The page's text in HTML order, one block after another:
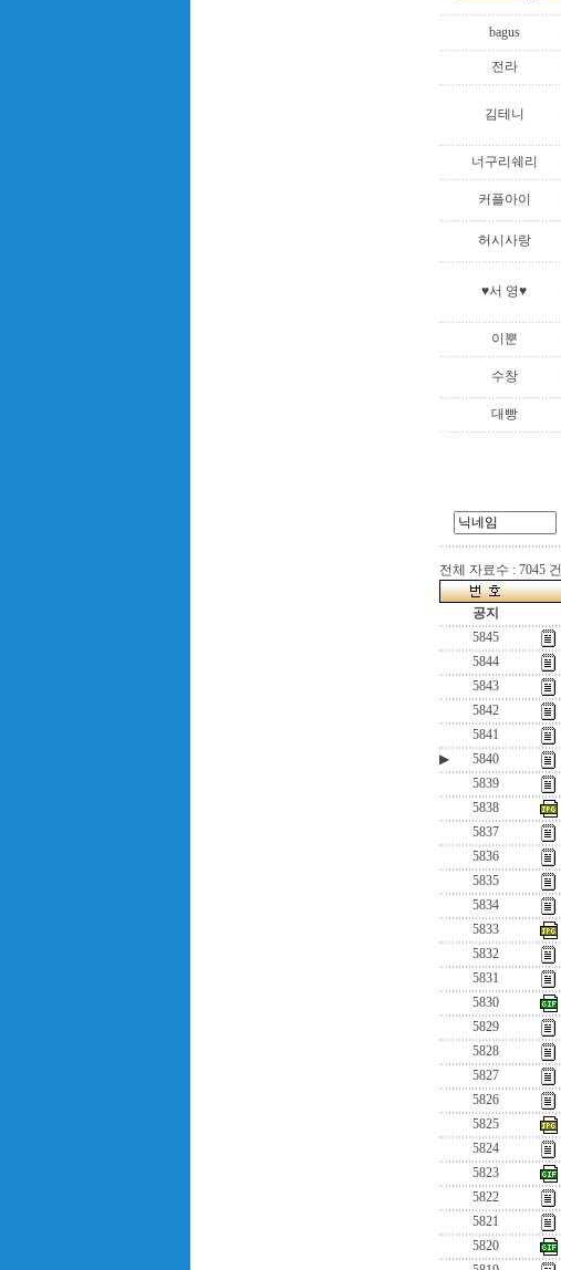
bagus
전라
김테니
너구리쉐리
커플아이
허시사랑
♥서 영♥
이뿐
수창
대빵
전체 자료수 : 7045 건
공지
5845
5844
5843
5842
5841
▶
5840
5839
5838
5837
5836
5835
5834
5833
5832
5831
5830
5829
5828
5827
5826
5825
5824
5823
5822
5821
5820